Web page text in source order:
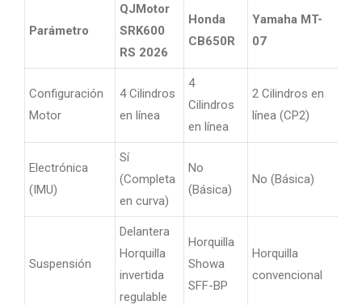
Parámetro
QJMotor
SRK600
RS 2026
Honda
CB650R
Yamaha MT-
07
Configuración
Motor
4 Cilindros
en línea
4
Cilindros
en línea
2 Cilindros en
línea (CP2)
Electrónica
(IMU)
Sí
(Completa
en curva)
No
(Básica)
No (Básica)
Suspensión
Delantera
Horquilla
invertida
regulable
Horquilla
Showa
SFF-BP
Horquilla
convencional